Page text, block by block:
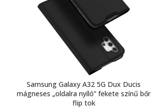
Samsung Galaxy A32 5G Dux Ducis
mágneses „oldalra nyíló” fekete színű bőr
flip tok